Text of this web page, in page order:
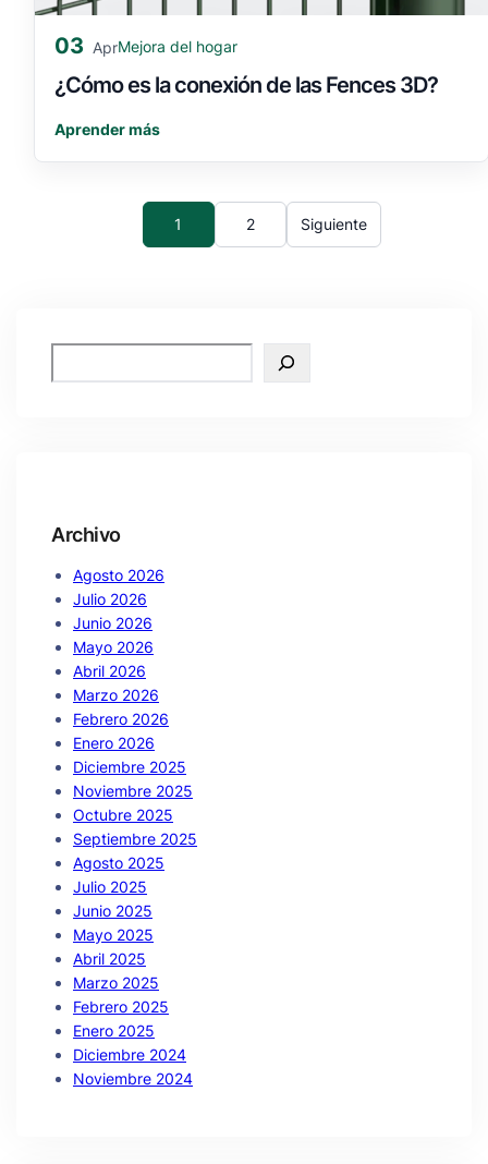
03 AprMejora del hogar
¿Cómo es la conexión de las Fences 3D?
Aprender más
1 2 Siguiente
Archivo
Agosto 2026
Julio 2026
Junio 2026
Mayo 2026
Abril 2026
Marzo 2026
Febrero 2026
Enero 2026
Diciembre 2025
Noviembre 2025
Octubre 2025
Septiembre 2025
Agosto 2025
Julio 2025
Junio 2025
Mayo 2025
Abril 2025
Marzo 2025
Febrero 2025
Enero 2025
Diciembre 2024
Noviembre 2024